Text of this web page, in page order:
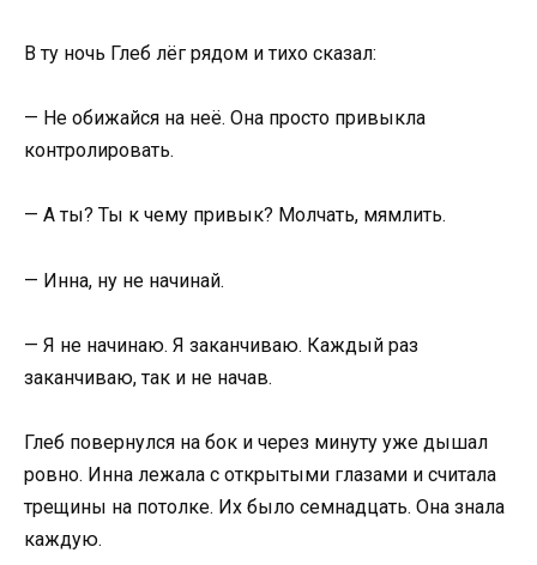
В ту ночь Глеб лёг рядом и тихо сказал:
— Не обижайся на неё. Она просто привыкла
контролировать.
— А ты? Ты к чему привык? Молчать, мямлить.
— Инна, ну не начинай.
— Я не начинаю. Я заканчиваю. Каждый раз
заканчиваю, так и не начав.
Глеб повернулся на бок и через минуту уже дышал
ровно. Инна лежала с открытыми глазами и считала
трещины на потолке. Их было семнадцать. Она знала
каждую.